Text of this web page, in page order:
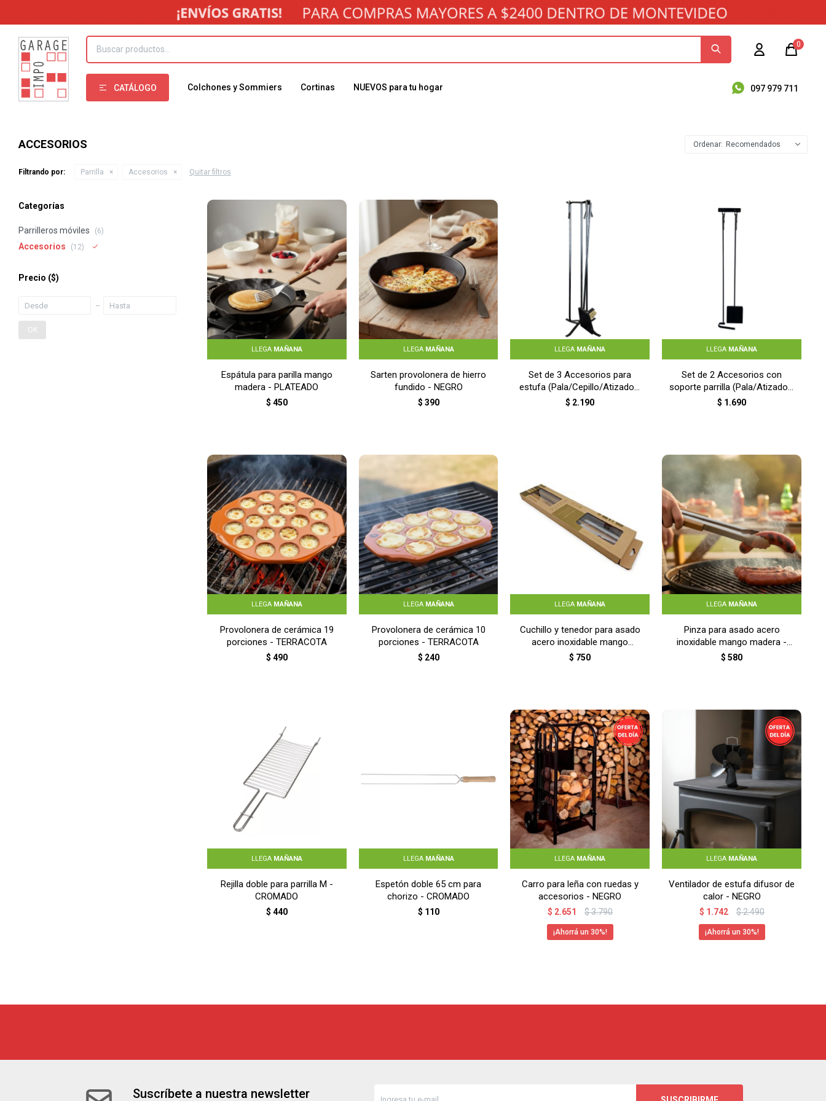
CATÁLOGO Colchones y Sommiers Cortinas NUEVOS para tu hogar 097 979 711
0
ACCESORIOS Recomendados
Filtrando por: Parrilla Accesorios Quitar filtros
LLEGA MAÑANA
Espátula para parilla mango
madera - PLATEADO
$ 450
LLEGA MAÑANA
Sarten provolonera de hierro
fundido - NEGRO
$ 390
LLEGA MAÑANA
Set de 3 Accesorios para
estufa (Pala/Cepillo/Atizador)
- NEGRO
$ 2.190
LLEGA MAÑANA
Set de 2 Accesorios con
soporte parrilla (Pala/Atizador)
- NEGRO
$ 1.690
LLEGA MAÑANA
Provolonera de cerámica 19
porciones - TERRACOTA
$ 490
LLEGA MAÑANA
Provolonera de cerámica 10
porciones - TERRACOTA
$ 240
LLEGA MAÑANA
Cuchillo y tenedor para asado
acero inoxidable mango
madera - MADERA
$ 750
LLEGA MAÑANA
Pinza para asado acero
inoxidable mango madera -
TERRACOTA
$ 580
LLEGA MAÑANA
Rejilla doble para parrilla M -
CROMADO
$ 440
LLEGA MAÑANA
Espetón doble 65 cm para
chorizo - CROMADO
$ 110
LLEGA MAÑANA
Carro para leña con ruedas y
accesorios - NEGRO
$ 2.651 $3.790
30
LLEGA MAÑANA
Ventilador de estufa difusor de
calor - NEGRO
$ 1.742 $2.490
30
Categorías
Parrilleros móviles (6)
Accesorios (12)
Precio ($)
OK
Suscríbete a nuestra newsletter